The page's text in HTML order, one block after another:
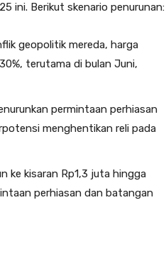
ini. Berikut skenario penurunan:
geopolitik mereda, harga
terutama di bulan Juni,
permintaan perhiasan
menghentikan reli pada
ke kisaran Rp1,3 juta hingga
perhiasan dan batangan